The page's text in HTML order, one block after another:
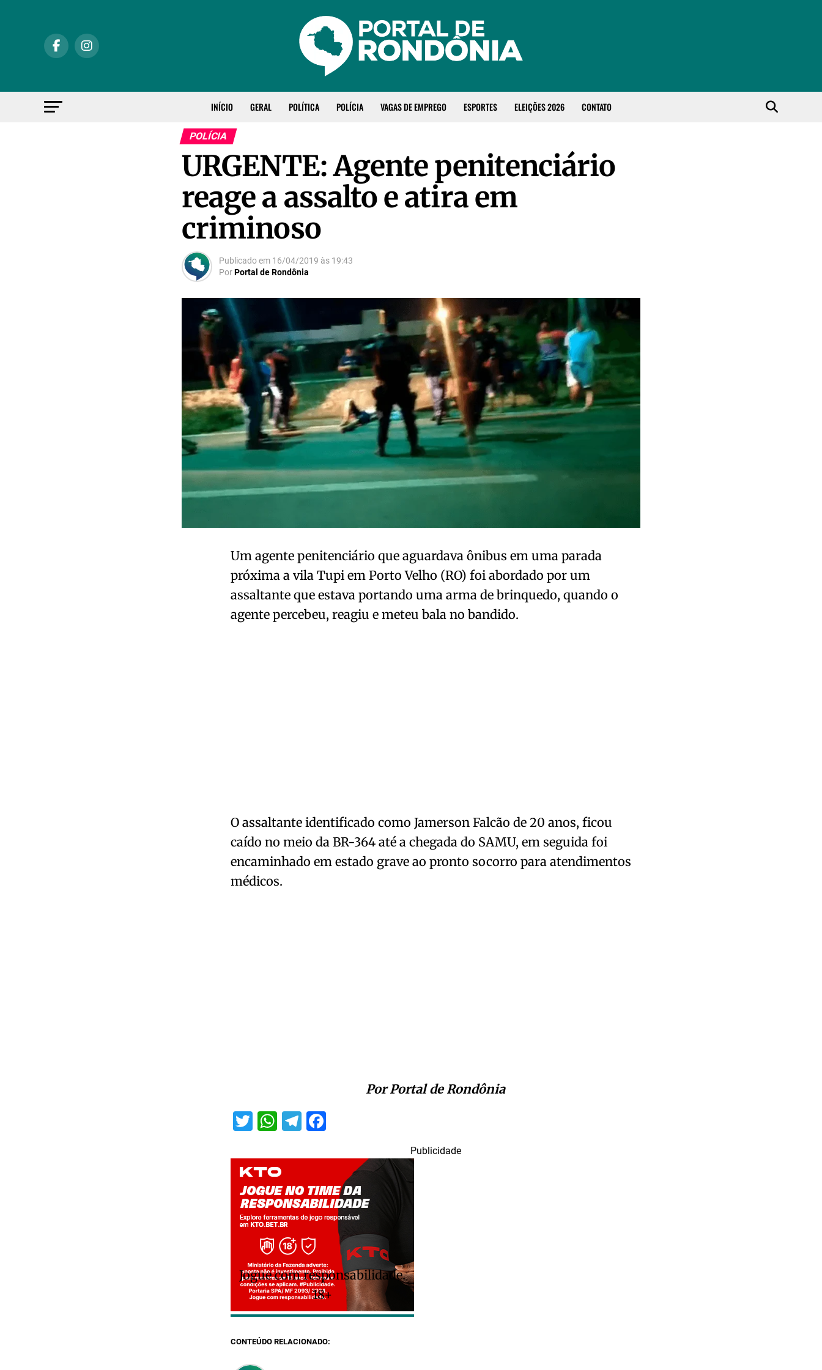
INÍCIO GERAL POLÍTICA POLÍCIA VAGAS DE EMPREGO ESPORTES ELEIÇÕES 2026 CONTATO
POLÍCIA
URGENTE: Agente penitenciário
reage a assalto e atira em
criminoso
Publicado em 16/04/2019 às 19:43
PorPortal de Rondônia
Um agente penitenciário que aguardava ônibus em uma parada
próxima a vila Tupi em Porto Velho (RO) foi abordado por um
assaltante que estava portando uma arma de brinquedo, quando o
agente percebeu, reagiu e meteu bala no bandido.
O assaltante identificado como Jamerson Falcão de 20 anos, ficou
caído no meio da BR-364 até a chegada do SAMU, em seguida foi
encaminhado em estado grave ao pronto socorro para atendimentos
médicos.
Por Portal de Rondônia
Twitter
WhatsApp
Telegram
Publicidade
Jogue com responsabilidade.
18+
CONTEÚDO RELACIONADO: